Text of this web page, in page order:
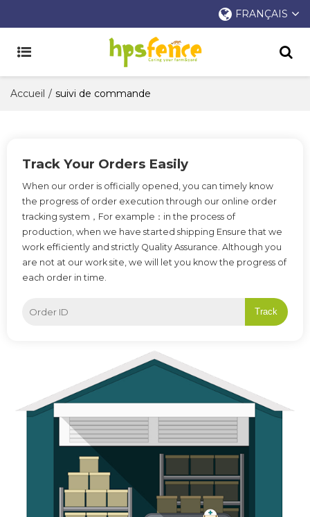
FRANÇAIS
Accueil / suivi de commande
Track Your Orders Easily
When our order is officially opened, you can timely know
the progress of order execution through our online order
tracking system，For example：in the process of
production, when we have started shipping Ensure that we
work efficiently and strictly Quality Assurance. Although you
are not at our work site, we will let you know the progress of
each order in time.
Track